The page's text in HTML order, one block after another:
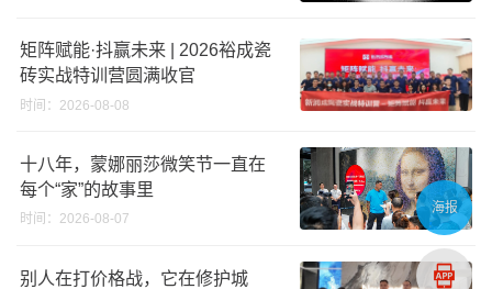
矩阵赋能·抖赢未来 | 2026裕成瓷
砖实战特训营圆满收官
时间：2026-08-08
十八年，蒙娜丽莎微笑节一直在
每个“家”的故事里
时间：2026-08-07
别人在打价格战，它在修护城
海报